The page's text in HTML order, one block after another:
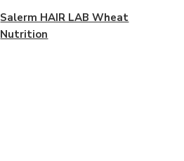
Salerm HAIR LAB Wheat
Nutrition